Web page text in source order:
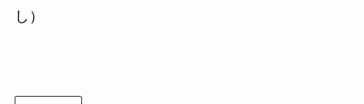
し）